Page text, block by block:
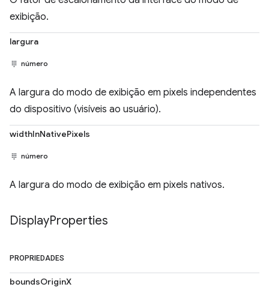
exibição.
largura
número
A largura do modo de exibição em pixels independentes
do dispositivo (visíveis ao usuário).
widthInNativePixels
número
A largura do modo de exibição em pixels nativos.
DisplayProperties
PROPRIEDADES
boundsOriginX